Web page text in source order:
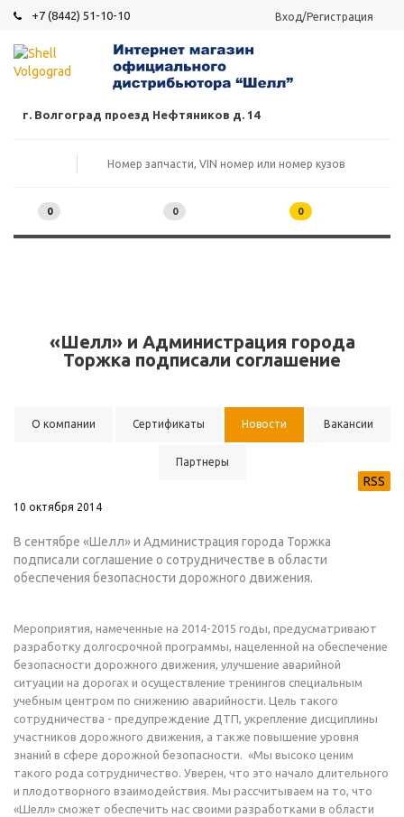
+7 (8442) 51-10-10 Вход/Регистрация
г. Волгоград проезд Нефтяников д. 14
0 0 0
«Шелл» и Администрация города
Торжка подписали соглашение
О компании Сертификаты Новости Вакансии
Партнеры
RSS
10 октября 2014
В сентябре «Шелл» и Администрация города Торжка
подписали соглашение о сотрудничестве в области
обеспечения безопасности дорожного движения.
Мероприятия, намеченные на 2014-2015 годы, предусматривают
разработку долгосрочной программы, нацеленной на обеспечение
безопасности дорожного движения, улучшение аварийной
ситуации на дорогах и осуществление тренингов специальным
учебным центром по снижению аварийности. Цель такого
сотрудничества - предупреждение ДТП, укрепление дисциплины
участников дорожного движения, а также повышение уровня
знаний в сфере дорожной безопасности. «Мы высоко ценим
такого рода сотрудничество. Уверен, что это начало длительного
и плодотворного взаимодействия. Мы рассчитываем на то, что
«Шелл» сможет обеспечить нас своими разработками в области